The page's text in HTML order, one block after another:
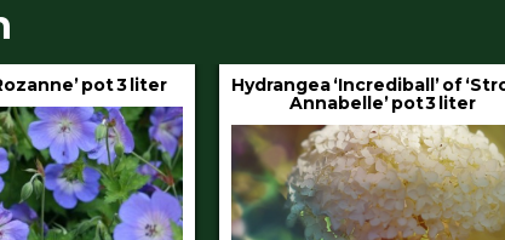
of ‘Strong
pot 3 liter
Klimop aan stok pot 1.5 liter
80/100 cm